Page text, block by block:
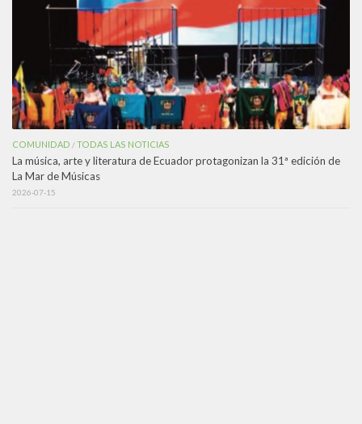
COMUNIDAD /TODAS LAS NOTICIAS
La música, arte y literatura de Ecuador protagonizan la 31ª edición de
La Mar de Músicas
2026-07-15